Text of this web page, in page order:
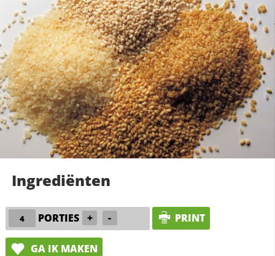
Ingrediënten
PORTIES + - PRINT
GA IK MAKEN